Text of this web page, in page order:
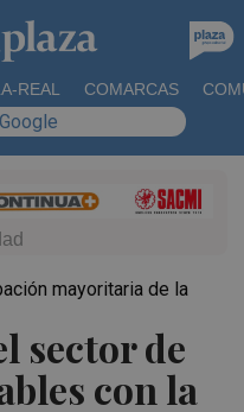
REAL COMARCAS
sector de
con la
mayoritaria de la